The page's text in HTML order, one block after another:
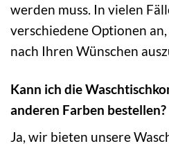
werden muss. In vielen
verschiedene Optionen
nach Ihren Wünschen
Kann ich die
anderen Farben bestellen?
Ja, wir bieten unsere